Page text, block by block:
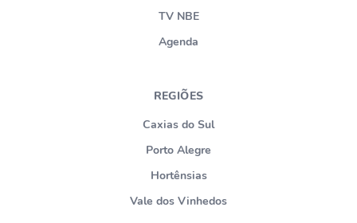
TV NBE
Agenda
REGIÕES
Caxias do Sul
Porto Alegre
Hortênsias
Vale dos Vinhedos